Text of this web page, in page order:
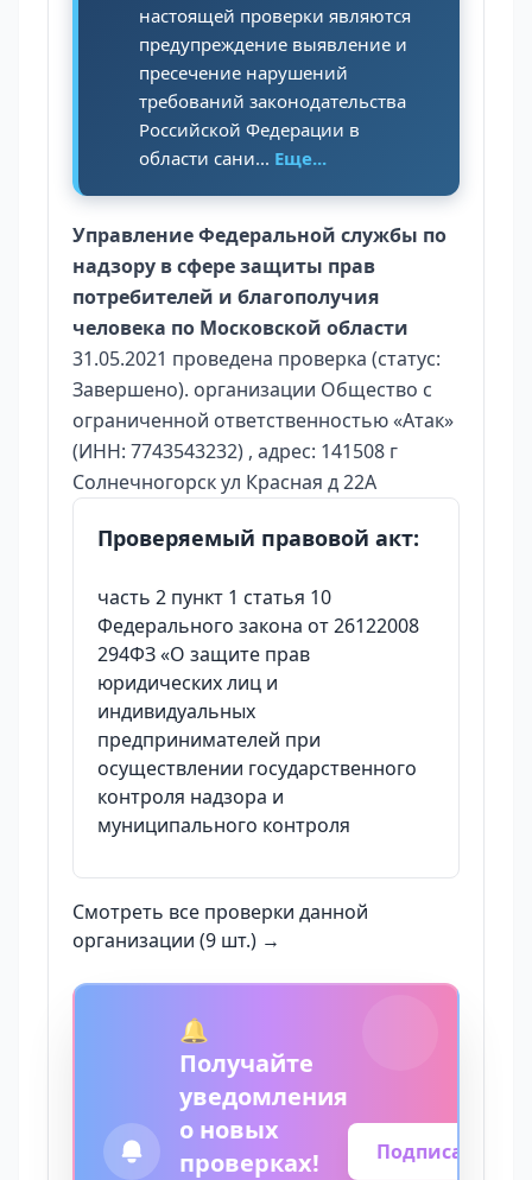
настоящей проверки являются
предупреждение выявление и
пресечение нарушений
требований законодательства
Российской Федерации в
области сани... Еще...
Управление Федеральной службы по
надзору в сфере защиты прав
потребителей и благополучия
человека по Московской области
31.05.2021 проведена проверка (статус:
Завершено). организации Общество с
ограниченной ответственностью «Атак»
(ИНН: 7743543232) , адрес: 141508 г
Солнечногорск ул Красная д 22А
Проверяемый правовой акт:
часть 2 пункт 1 статья 10
Федерального закона от 26122008
294ФЗ «О защите прав
юридических лиц и
индивидуальных
предпринимателей при
осуществлении государственного
контроля надзора и
муниципального контроля
Смотреть все проверки данной
организации (9 шт.) →
🔔
Получайте
уведомления
о новых
проверках!
Подписаться